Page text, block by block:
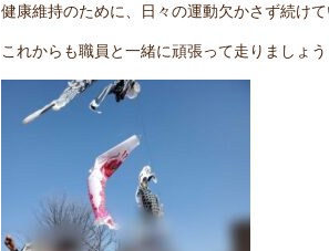
健康維持のために、日々の運動欠かさず続け
これからも職員と一緒に頑張って走りましょう